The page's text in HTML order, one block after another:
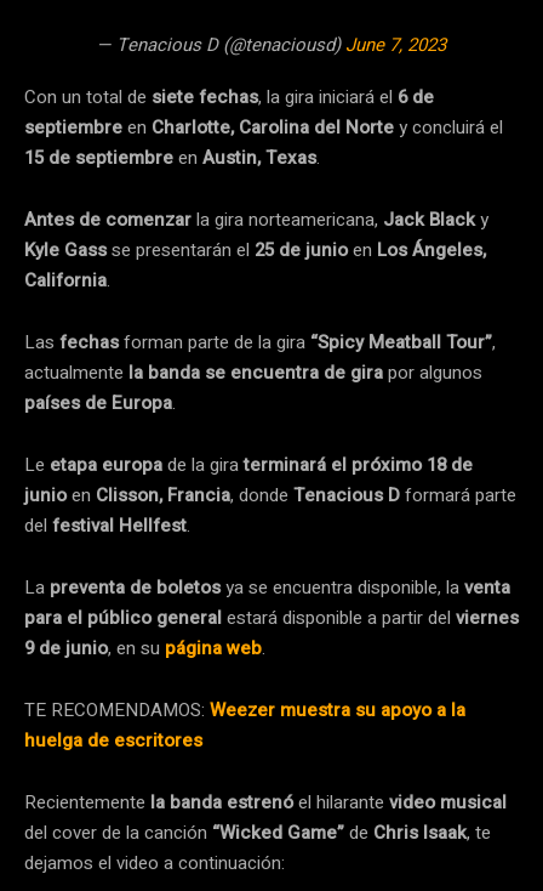
— Tenacious D (@tenaciousd)June 7, 2023
Con un total de siete fechas, la gira iniciará el 6 de
septiembreen Charlotte, Carolina del Nortey concluirá el
15 de septiembreen Austin, Texas.
Antes de comenzarla gira norteamericana, Jack Blacky
Kyle Gassse presentarán el 25 de junioen Los Ángeles,
California.
Las fechasforman parte de la gira “Spicy Meatball Tour”,
actualmente la banda se encuentra de girapor algunos
países de Europa.
Le etapa europade la giraterminará el próximo 18 de
junioen Clisson, Francia, donde Tenacious Dformará parte
del festival Hellfest.
La preventa de boletosya se encuentra disponible, laventa
para el público generalestará disponible a partir del viernes
9 de junio, en su página web.
TE RECOMENDAMOS: Weezer muestra su apoyo a la
huelga de escritores
Recientemente la banda estrenóel hilarante video musical
del cover de la canción “Wicked Game”de Chris Isaak, te
dejamos el video a continuación: